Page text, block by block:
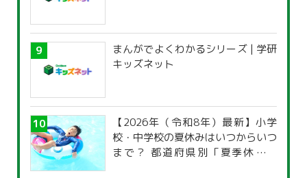
まんがでよくわかるシリーズ | 学研
キッズネット
【2026年（令和8年）最新】小学
校・中学校の夏休みはいつからいつ
まで？ 都道府県別「夏季休暇一